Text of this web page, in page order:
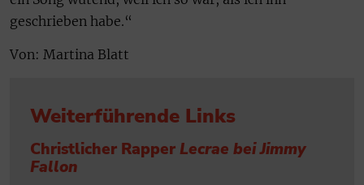
geschrieben habe.“
Von: Martina Blatt
Weiterführende Links
Christlicher RapperLecrae bei Jimmy
Fallon